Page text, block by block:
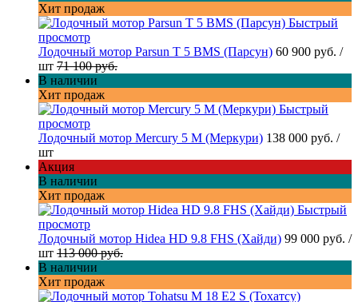
Хит продаж
Быстрый
просмотр
Лодочный мотор Parsun T 5 BMS (Парсун) 60 900 руб. /
шт 71 100 руб.
В наличии
Хит продаж
Быстрый
просмотр
Лодочный мотор Mercury 5 M (Меркури) 138 000 руб. /
шт
Акция
В наличии
Хит продаж
Быстрый
просмотр
Лодочный мотор Hidea HD 9.8 FHS (Хайди) 99 000 руб. /
шт 113 000 руб.
В наличии
Хит продаж